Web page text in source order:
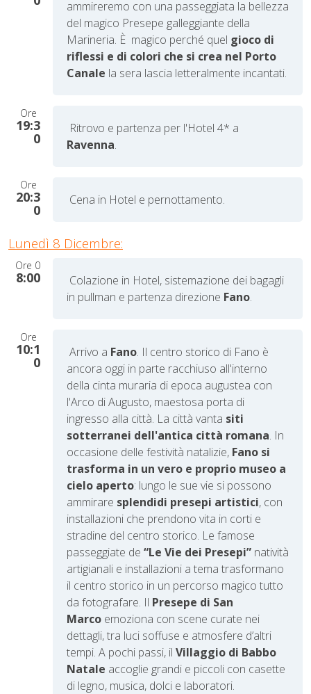
ammireremo con una passeggiata la bellezza
del magico Presepe galleggiante della
Marineria. È magico perché quel gioco di
riflessi e di colori che si crea nel Porto
Canale la sera lascia letteralmente incantati.
Ore
19:3
0
Ritrovo e partenza per l'Hotel 4* a
Ravenna.
Ore
20:3
0
Cena in Hotel e pernottamento.
Lunedì 8 Dicembre:
Ore 0
8:00
Colazione in Hotel, sistemazione dei bagagli
in pullman e partenza direzione Fano.
Ore
10:1
0
Arrivo a Fano. Il centro storico di Fano è
ancora oggi in parte racchiuso all'interno
della cinta muraria di epoca augustea con
l'Arco di Augusto, maestosa porta di
ingresso alla città. La città vanta siti
sotterranei dell'antica città romana. In
occasione delle festività natalizie, Fano si
trasforma in un vero e proprio museo a
cielo aperto: lungo le sue vie si possono
ammirare splendidi presepi artistici, con
installazioni che prendono vita in corti e
stradine del centro storico. Le famose
passeggiate de “Le Vie dei Presepi”natività
artigianali e installazioni a tema trasformano
il centro storico in un percorso magico tutto
da fotografare. Il Presepe di San
Marco emoziona con scene curate nei
dettagli, tra luci soffuse e atmosfere d’altri
tempi. A pochi passi, il Villaggio di Babbo
Natale accoglie grandi e piccoli con casette
di legno, musica, dolci e laboratori.